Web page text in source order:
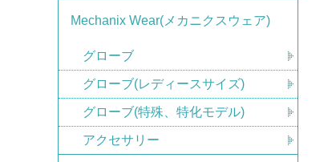
Mechanix Wear(メカニクスウェア)
グローブ
グローブ(レディースサイズ)
グローブ(特殊、特化モデル)
アクセサリー